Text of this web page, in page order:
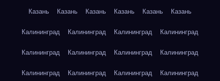
Казань Казань Казань Казань Казань Казань
Калининград Калининград Калининград Калининград
Калининград Калининград Калининград Калининград
Калининград Калининград Калининград Калининград